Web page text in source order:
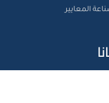
المعايير